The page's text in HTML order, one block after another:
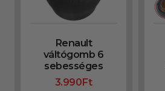
Renault
váltógomb 6
sebességes
3.990Ft